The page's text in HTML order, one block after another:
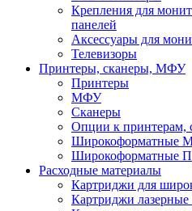
Крепления для
панелей
Аксессуары для
Телевизоры
Принтеры, сканеры, МФУ
Принтеры
МФУ
Сканеры
Опции к
Широкоформатные
Широкоформатные
Расходные материалы
Картриджи для
Картриджи